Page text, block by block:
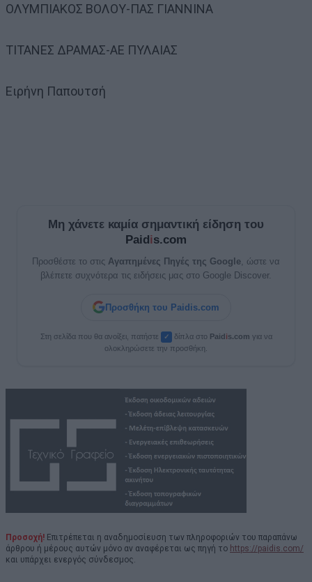
ΟΛΥΜΠΙΑΚΟΣ ΒΟΛΟΥ-ΠΑΣ ΓΙΑΝΝΙΝΑ
ΤΙΤΑΝΕΣ ΔΡΑΜΑΣ-ΑΕ ΠΥΛΑΙΑΣ
Ειρήνη Παπουτσή
Μη χάνετε καμία σημαντική είδηση του
Paidis.com
Προσθέστε το στις Αγαπημένες Πηγές της Google , ώστε να
βλέπετε συχνότερα τις ειδήσεις μας στο Google Discover.
Προσθήκη του Paidis.com
Στη σελίδα που θα ανοίξει, πατήστε ✓ δίπλα στο Paidis.com για να
ολοκληρώσετε την προσθήκη.
Προσοχή! Επιτρέπεται η αναδημοσίευση των πληροφοριών του παραπάνω
άρθρου ή μέρους αυτών μόνο αν αναφέρεται ως πηγή το https://paidis.com/
και υπάρχει ενεργός σύνδεσμος.